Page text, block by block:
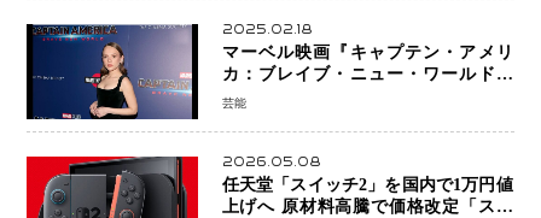
2025.02.18
マーベル映画『キャプテン・アメリ
カ：ブレイブ・ニュー・ワールド』
新ブラック・ウィドウ役のシラ・ハー
芸能
2026.05.08
任天堂「スイッチ2」を国内で1万円値
上げへ 原材料高騰で価格改定「スイ